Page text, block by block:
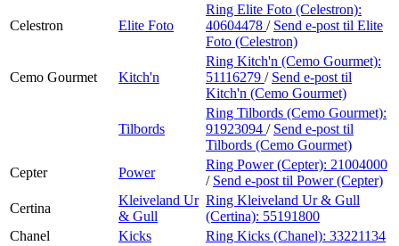
Celestron Elite Foto
Ring Elite Foto (Celestron):
40604478 / Send e-post til Elite
Foto (Celestron)
Cemo Gourmet Kitch'n
Ring Kitch'n (Cemo Gourmet):
51116279 / Send e-post til
Kitch'n (Cemo Gourmet)
Tilbords
Ring Tilbords (Cemo Gourmet):
91923094 / Send e-post til
Tilbords (Cemo Gourmet)
Cepter
Power
Ring Power (Cepter): 21004000
/ Send e-post til Power (Cepter)
Certina
Kleiveland Ur
& Gull
Ring Kleiveland Ur & Gull
(Certina): 55191800
Chanel
Kicks Ring Kicks (Chanel): 33221134